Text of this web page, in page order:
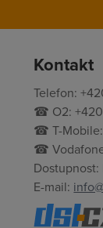
Kontakt
Telefon:
☎ O2:
☎ T-Mobile:
☎
Dostupnost:
E-mail: